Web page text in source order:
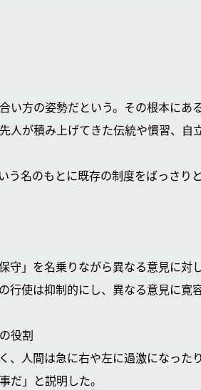
い方の姿勢だという。その根本にあ
人が積み上げてきた伝統や慣習、自
う名のもとに既存の制度をばっさりと
守」を名乗りながら異なる意見に対
行使は抑制的にし、異なる意見に寛
役割
、人間は急に右や左に過激になったり
だ」と説明した。